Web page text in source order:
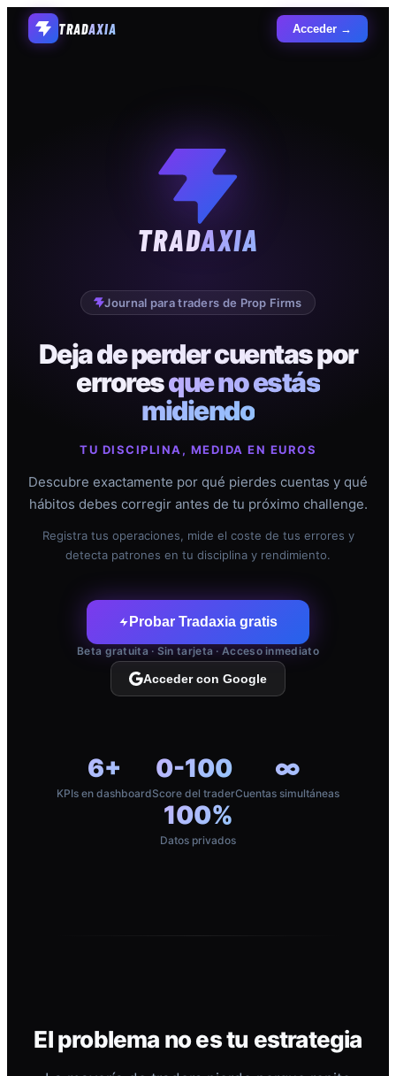
TRADAXIA Acceder →
TRADAXIA
Journal para traders de Prop Firms
Deja de perder cuentas por
erroresque no estás
midiendo
TU DISCIPLINA, MEDIDA EN EUROS
Descubre exactamente por qué pierdes cuentas y qué
hábitos debes corregir antes de tu próximo challenge.
Registra tus operaciones, mide el coste de tus errores y
detecta patrones en tu disciplina y rendimiento.
Probar Tradaxia gratis
Beta gratuita · Sin tarjeta · Acceso inmediato
Acceder con Google
6+
KPIs en dashboard
0-100
Score del trader
∞
Cuentas simultáneas
100%
Datos privados
El problema no es tu estrategia